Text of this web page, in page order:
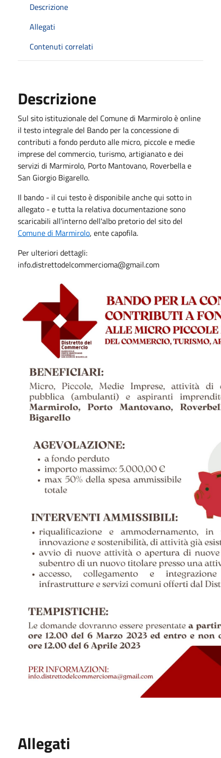
Descrizione
Allegati
Contenuti correlati
Descrizione
Sul sito istituzionale del Comune di Marmirolo è online
il testo integrale del Bando per la concessione di
contributi a fondo perduto alle micro, piccole e medie
imprese del commercio, turismo, artigianato e dei
servizi di Marmirolo, Porto Mantovano, Roverbella e
San Giorgio Bigarello.
Il bando - il cui testo è disponibile anche qui sotto in
allegato - e tutta la relativa documentazione sono
scaricabili all'interno dell'albo pretorio del sito del
Comune di Marmirolo, ente capofila.
Per ulteriori dettagli:
info.distrettodelcommercioma@gmail.com
Allegati